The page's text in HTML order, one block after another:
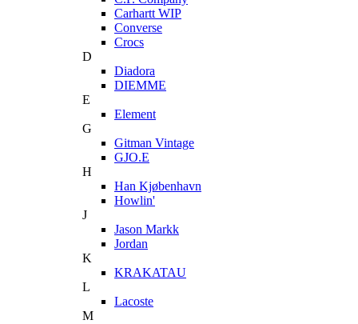
Carhartt WIP
Converse
Crocs
D
Diadora
DIEMME
E
Element
G
Gitman Vintage
GJO.E
H
Han Kjøbenhavn
Howlin'
J
Jason Markk
Jordan
K
KRAKATAU
L
Lacoste
M